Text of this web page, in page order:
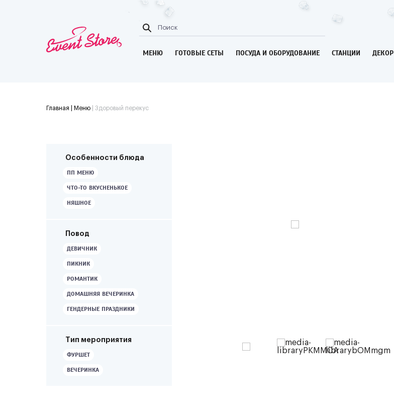
МЕНЮ ГОТОВЫЕ СЕТЫ ПОСУДА И ОБОРУДОВАНИЕ СТАНЦИИ ДЕКОР
Главная | Меню Здоровый перекус
Особенности блюда
ПП МЕНЮ
ЧТО-ТО ВКУСНЕНЬКОЕ
НЯШНОЕ
Повод
ДЕВИЧНИК
ПИКНИК
РОМАНТИК
ДОМАШНЯЯ ВЕЧЕРИНКА
ГЕНДЕРНЫЕ ПРАЗДНИКИ
Тип мероприятия
ФУРШЕТ
ВЕЧЕРИНКА